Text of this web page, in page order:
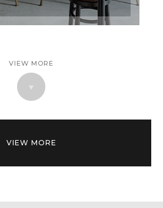
VIEW MORE
VIEW MORE